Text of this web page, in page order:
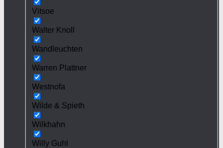
Vitsoe
Walter Knoll
Wandleuchten
Warren Plattner
Westnofa
Wilde & Spieth
Wilkhahn
Willy Guhl